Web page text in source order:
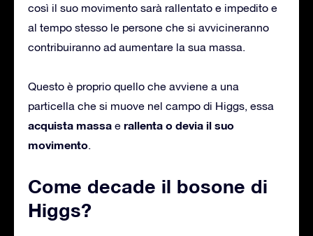
così il suo movimento sarà rallentato e impedito e
al tempo stesso le persone che si avvicineranno
contribuiranno ad aumentare la sua massa.
Questo è proprio quello che avviene a una
particella che si muove nel campo di Higgs, essa
acquista massa e rallenta o devia il suo
movimento.
Come decade il bosone di
Higgs?